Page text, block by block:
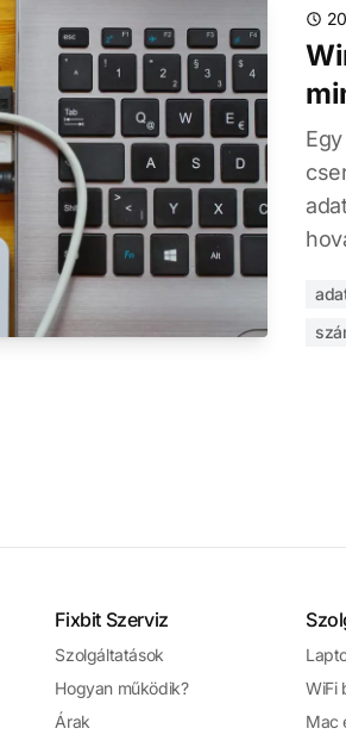
Fixbit Szerviz
Szolgáltatások
Hogyan működik?
Árak
WiFi
Mac